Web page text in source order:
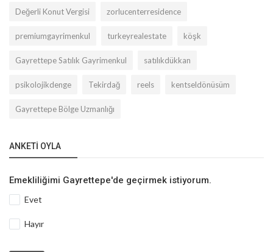
Değerli Konut Vergisi zorlucenterresidence
premiumgayrimenkul turkeyrealestate köşk
Gayrettepe Satılık Gayrimenkul satılıkdükkan
psikolojikdenge Tekirdağ reels kentseldönüsüm
Gayrettepe Bölge Uzmanlığı
ANKETI OYLA
Emekliliğimi Gayrettepe'de geçirmek istiyorum.
Evet
Hayır